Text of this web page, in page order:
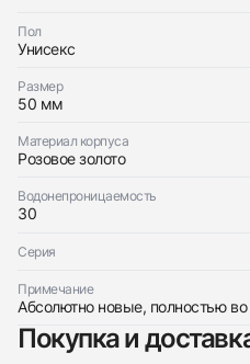
Пол
Унисекс
Размер
50 мм
Материал корпуса
Розовое золото
Водонепроницаемость
30
Серия
Примечание
Абсолютно новые, полностью
Покупка и
Приложите